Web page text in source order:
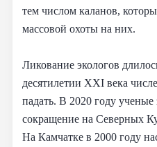
тем числом каланов,
массовой охоты на них.
Ликование экологов
десятилетии XXI века
падать. В 2020 году
сокращение на Северных
На Камчатке в 2000 году